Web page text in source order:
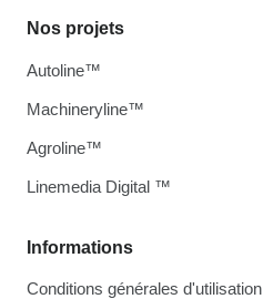
Informations
Conditions générales d'utilisation
Nos projets
Autoline™
Machineryline™
Agroline™
Linemedia Digital ™